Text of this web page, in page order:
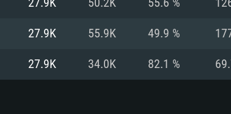
Network:
Disco: 60,2
27.9K 50.2K 55.6 %
27.9K 55.9K 49.9 %
27.9K 34.0K 82.1 %